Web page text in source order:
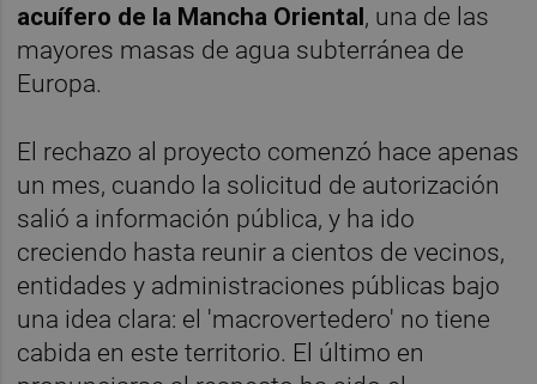
acuífero de la Mancha Oriental, una de las
mayores masas de agua subterránea de
Europa.
El rechazo al proyecto comenzó hace apenas
un mes, cuando la solicitud de autorización
salió a información pública, y ha ido
creciendo hasta reunir a cientos de vecinos,
entidades y administraciones públicas bajo
una idea clara: el 'macrovertedero' no tiene
cabida en este territorio. El último en